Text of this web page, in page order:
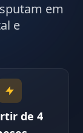
em
e
de 4